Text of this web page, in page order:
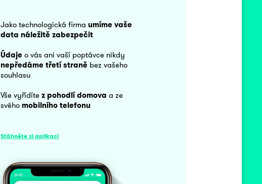
Jako technologická firma umíme vaše
data náležitě zabezpečit
Údaje o vás ani vaší poptávce nikdy
nepředáme třetí straně bez vašeho
souhlasu
Vše vyřídítez pohodlí domova a ze
svého mobilního telefonu
Stáhněte si aplikaci